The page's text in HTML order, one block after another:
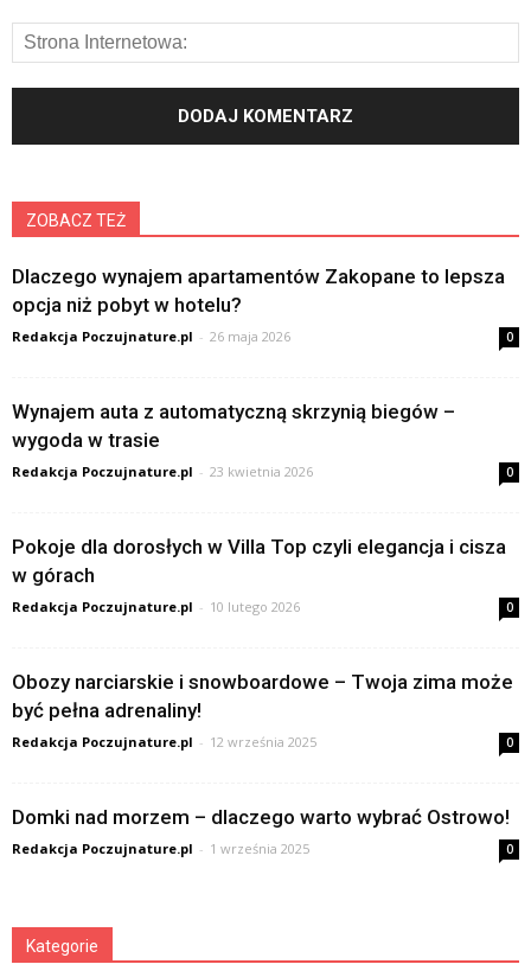
ZOBACZ TEŻ
Dlaczego wynajem apartamentów Zakopane to lepsza
opcja niż pobyt w hotelu?
Redakcja Poczujnature.pl - 26 maja 2026 0
Wynajem auta z automatyczną skrzynią biegów –
wygoda w trasie
Redakcja Poczujnature.pl - 23 kwietnia 2026 0
Pokoje dla dorosłych w Villa Top czyli elegancja i cisza
w górach
Redakcja Poczujnature.pl - 10 lutego 2026 0
Obozy narciarskie i snowboardowe – Twoja zima może
być pełna adrenaliny!
Redakcja Poczujnature.pl - 12 września 2025 0
Domki nad morzem – dlaczego warto wybrać Ostrowo!
Redakcja Poczujnature.pl - 1 września 2025 0
Kategorie